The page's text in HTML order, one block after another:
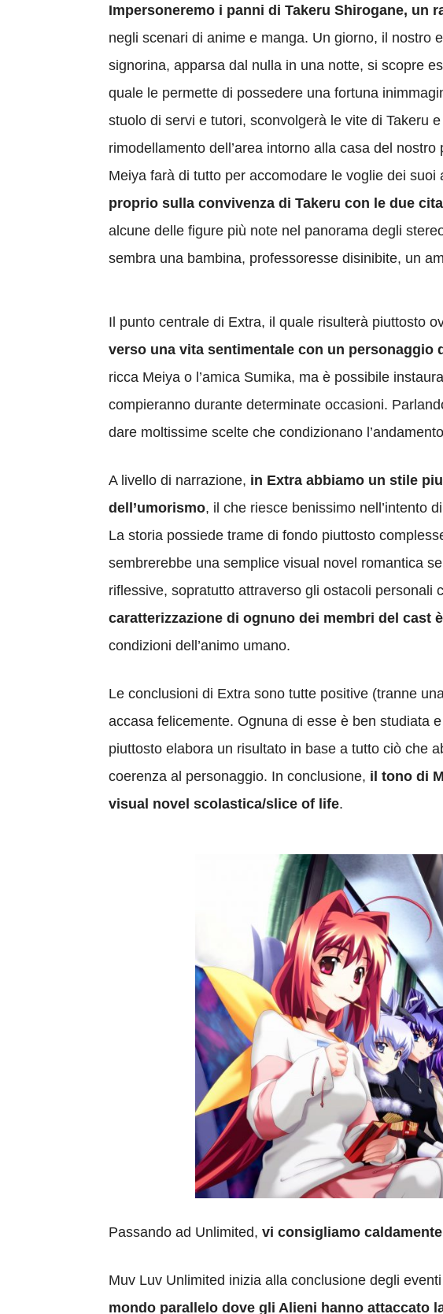
Impersoneremo i panni di Takeru Shirogane, un
negli scenari di anime e manga. Un giorno, il nostro
signorina, apparsa dal nulla in una notte, si scopre
quale le permette di possedere una fortuna
stuolo di servi e tutori, sconvolgerà le vite di Takeru
rimodellamento dell’area intorno alla casa del
Meiya farà di tutto per accomodare le voglie dei
proprio sulla convivenza di Takeru con le due
alcune delle figure più note nel panorama degli
sembra una bambina, professoresse disinibite, un
Il punto centrale di Extra, il quale risulterà piuttosto
verso una vita sentimentale con un personaggio
ricca Meiya o l’amica Sumika, ma è possibile
compieranno durante determinate occasioni.
dare moltissime scelte che condizionano
A livello di narrazione, in Extra abbiamo un stile
dell’umorismo, il che riesce benissimo nell’intento
La storia possiede trame di fondo piuttosto
sembrerebbe una semplice visual novel romantica
riflessive, sopratutto attraverso gli ostacoli
caratterizzazione di ognuno dei membri del cast
condizioni dell’animo umano.
Le conclusioni di Extra sono tutte positive (tranne
accasa felicemente. Ognuna di esse è ben studiata
piuttosto elabora un risultato in base a tutto ciò che
coerenza al personaggio. In conclusione, il tono di
visual novel scolastica/slice of life.
Passando ad Unlimited, vi consigliamo
Muv Luv Unlimited inizia alla conclusione degli
mondo parallelo dove gli Alieni hanno attaccato